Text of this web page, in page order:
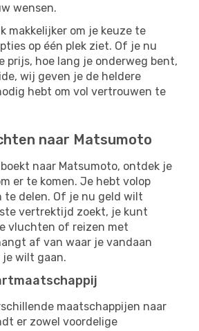
wensen.
makkelijker om je keuze te
op één plek ziet. Of je nu
prijs, hoe lang je onderweg bent,
wij geven je de heldere
hebt om vol vertrouwen te
naar Matsumoto
naar Matsumoto, ontdek je
er te komen. Je hebt volop
te delen. Of je nu geld wilt
vertrektijd zoekt, je kunt
vluchten of reizen met
af van waar je vandaan
wilt gaan.
maatschappijen naar
er zowel voordelige